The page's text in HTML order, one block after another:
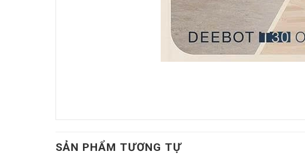
SẢN PHẨM TƯƠNG TỰ